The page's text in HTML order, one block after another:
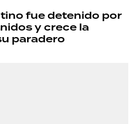
fue detenido por
y crece la
paradero